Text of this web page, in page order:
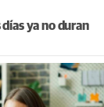
ya no duran